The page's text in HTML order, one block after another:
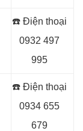
☎️ Điện thoại
0932 497
995
☎️ Điện thoại
0934 655
679